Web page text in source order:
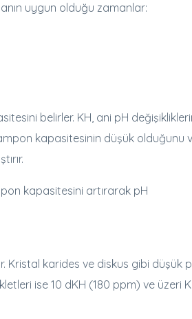
uygun olduğu zamanlar:
belirler. KH, ani pH
kapasitesinin düşük olduğunu
kapasitesini artırarak pH
Kristal karides ve diskus gibi düşük
ise 10 dKH (180 ppm) ve üzeri